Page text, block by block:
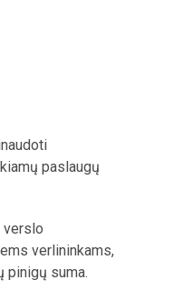
paslaugų
verslo
verlininkams,
pinigų suma.